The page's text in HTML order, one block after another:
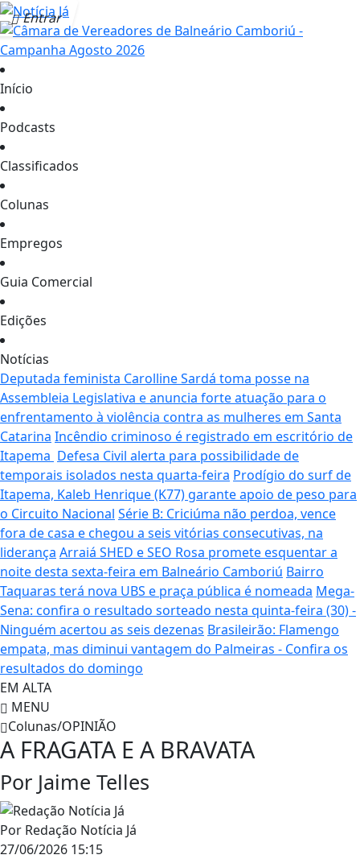
Entrar
Início
Podcasts
Classificados
Colunas
Empregos
Guia Comercial
Edições
Notícias
Deputada feminista Carolline Sardá toma posse na
Assembleia Legislativa e anuncia forte atuação para o
enfrentamento à violência contra as mulheres em Santa
Catarina Incêndio criminoso é registrado em escritório de
Itapema Defesa Civil alerta para possibilidade de
temporais isolados nesta quarta-feira Prodígio do surf de
Itapema, Kaleb Henrique (K77) garante apoio de peso para
o Circuito Nacional Série B: Criciúma não perdoa, vence
fora de casa e chegou a seis vitórias consecutivas, na
liderança Arraiá SHED e SEO Rosa promete esquentar a
noite desta sexta-feira em Balneário Camboriú Bairro
Taquaras terá nova UBS e praça pública é nomeada Mega-
Sena: confira o resultado sorteado nesta quinta-feira (30) -
Ninguém acertou as seis dezenas Brasileirão: Flamengo
empata, mas diminui vantagem do Palmeiras - Confira os
resultados do domingo
EM ALTA
MENU
Colunas/OPINIÃO
A FRAGATA E A BRAVATA
Por Jaime Telles
Por Redação Notícia Já
27/06/2026 15:15